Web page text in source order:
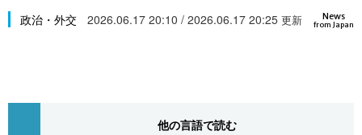
カテゴリー
経済・ビジネス
トップ
In-depth
News
from Japan
政治・外交 2026.06.17 20:10 / 2026.06.17 20:25 更新
他の言語で読む